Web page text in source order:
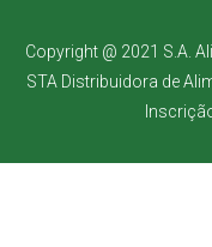
Copyright @ 2021 S.A.
STA Distribuidora de